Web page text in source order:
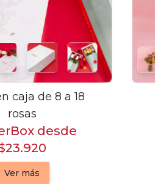
caja de 8 a 18
rosas
desde
Ver más